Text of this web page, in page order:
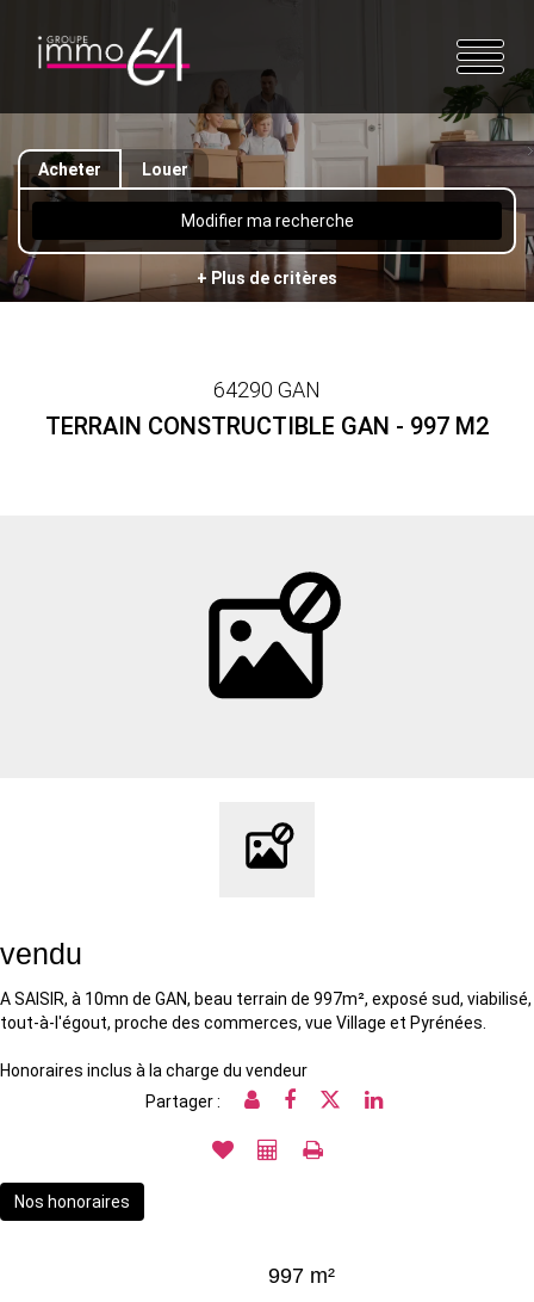
Acheter Louer
Modifier ma recherche
+ Plus de critères
64290 GAN
TERRAIN CONSTRUCTIBLE GAN - 997 M2
vendu
A SAISIR, à 10mn de GAN, beau terrain de 997m², exposé sud, viabilisé,
tout-à-l'égout, proche des commerces, vue Village et Pyrénées.
Honoraires inclus à la charge du vendeur
Partager :
Nos honoraires
997 m²